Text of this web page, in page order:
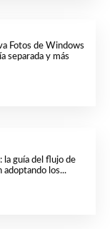
Fotos de Windows
separada y más
la guía del flujo de
adoptando los...